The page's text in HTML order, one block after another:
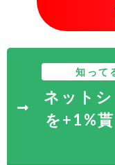
知って
ネット
を+1%